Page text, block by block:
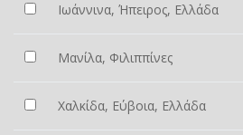
Ιωάννινα, Ήπειρος, Ελλάδα
Μανίλα, Φιλιππίνες
Χαλκίδα, Εύβοια, Ελλάδα